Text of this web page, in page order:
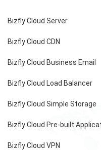
Bizfly Cloud Server
Bizfly Cloud CDN
Bizfly Cloud Business Email
Bizfly Cloud Load Balancer
Bizfly Cloud Simple Storage
Bizfly Cloud Pre-built
Bizfly Cloud VPN